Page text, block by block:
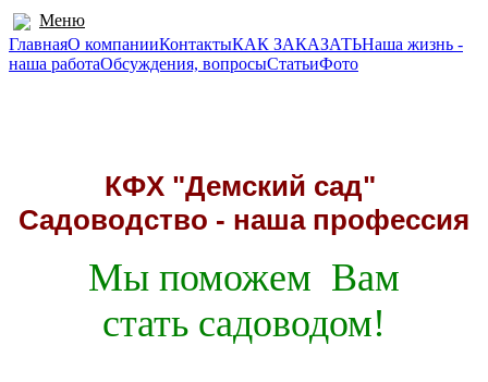
Меню
ГлавнаяО компанииКонтактыКАК ЗАКАЗАТЬНаша жизнь -
наша работаОбсуждения, вопросыСтатьиФото
КФХ "Демский сад"
Садоводство - наша профессия
Мы поможем Вам
стать садоводом!